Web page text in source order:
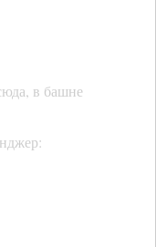
в башне